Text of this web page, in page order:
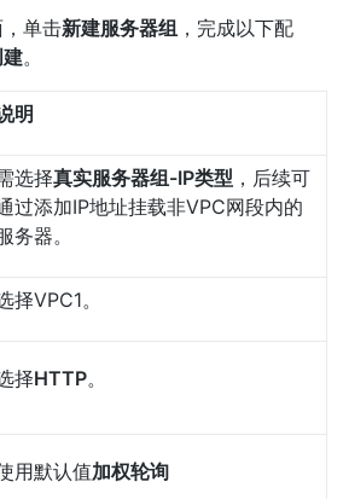
单击新建服务器组 ，完成以下配
。
明
选择真实服务器组-IP类型 ，后续可
过添加IP地址挂载非VPC网段内的
务器。
择VPC1。
择HTTP。
用默认值加权轮询